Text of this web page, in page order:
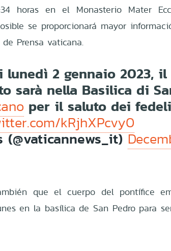
horas en el Monasterio Mater
se proporcionará mayor
Prensa vaticana.
lunedì 2 gennaio 2023,
sarà nella Basilica di
per il saluto dei
kRjhXPcvy0
(@vaticannews_it)
que el cuerpo del pontífice
en la basílica de San Pedro para